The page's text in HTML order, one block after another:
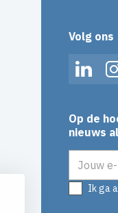
Volg ons
Op de
nieuws
Ik ga